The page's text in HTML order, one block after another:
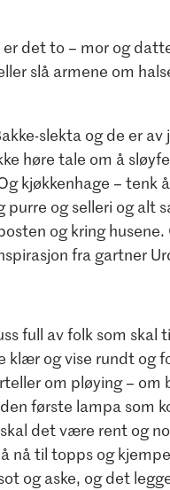
det to – mor og
slå armene om
slekta og de er
høre tale om å
kjøkkenhage – tenk
og selleri og alt
og kring husene.
fra gartner
full av folk som skal
klær og vise rundt og
om pløying – om
første lampa som
det være rent og
nå til topps og
og aske, og det